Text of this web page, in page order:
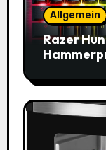
Allgemein
Razer